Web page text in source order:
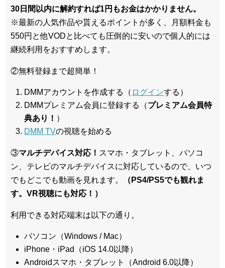
30日間以内に解約すれば1円もお金はかかりません。
※最新の人気作品や貰えるポイントが多く、月額料金も
550円と他VODと比べても圧倒的に安いので個人的には
継続利用をおすすめします。
②無料登録まで超簡単！
DMMアカウントを作成する（ ログインする）
DMMプレミアム会員に登録する（プレミアム会員特
典あり！ ）
DMM TVの視聴を始める
③マルチデバイス対応！ スマホ・タブレット、パソコ
ン、テレビのマルチデバイスに対応しているので、いつ
でもどこでも動画を見れます。
（PS4/PS5でも観れま
す。VR視聴にも対応！）
利用できる対応端末は以下の通り。
パソコン（Windows / Mac）
iPhone・iPad（iOS 14.0以降）
Androidスマホ・タブレット（Android 6.0以降）